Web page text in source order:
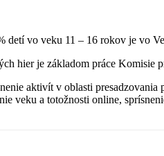
detí vo veku 11 – 16 rokov je vo
hier je základom práce
aktivít v oblasti
veku a totožnosti online,